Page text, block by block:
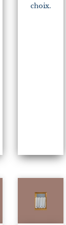
choix.